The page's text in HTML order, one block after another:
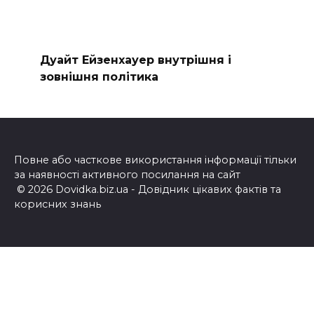
Дуайт Ейзенхауер внутрішня і
зовнішня політика
Повне або часткове використання інформації тільки
за наявності активного посилання на сайт
© 2026 Dovidka.biz.ua - Довідник цікавих фактів та
корисних знань